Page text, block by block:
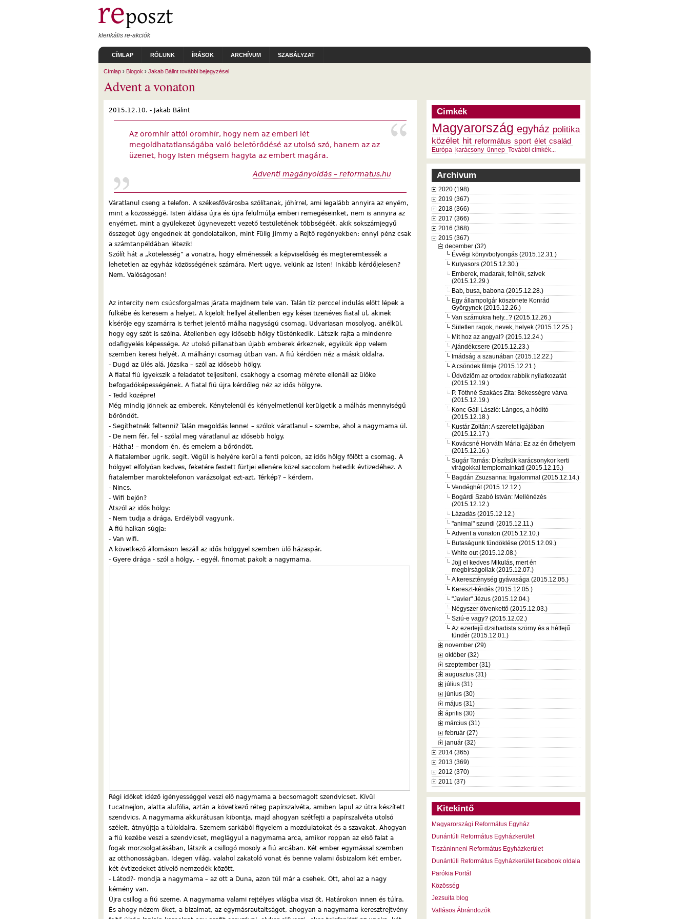
klerikális re-akciók
CÍMLAP RÓLUNK ÍRÁSOK ARCHÍVUM SZABÁLYZAT
Címlap › Blogok › Jakab Bálint további bejegyzései
Advent a vonaton
2015.12.10. - Jakab Bálint
Az örömhír attól örömhír, hogy nem az emberi lét
megoldhatatlanságába való beletörődésé az utolsó szó, hanem az az
üzenet, hogy Isten mégsem hagyta az embert magára.
Adventi magányoldás – reformatus.hu
Váratlanul cseng a telefon. A székesfővárosba szólítanak, jóhírrel, ami legalább annyira az enyém,
mint a közösséggé. Isten áldása újra és újra felülmúlja emberi remegéseinket, nem is annyira az
enyémet, mint a gyülekezet úgynevezett vezető testületének többségéét, akik sokszámjegyű
összeget úgy engednek át gondolataikon, mint Fülig Jimmy a Rejtő regényekben: ennyi pénz csak
a számtanpéldában létezik!
Szólít hát a „kötelesség” a vonatra, hogy elménessék a képviselőség és megteremtessék a
lehetetlen az egyház közösségének számára. Mert ugye, velünk az Isten! Inkább kérdőjelesen?
Nem. Valóságosan!
Az intercity nem csúcsforgalmas járata majdnem tele van. Talán tíz perccel indulás előtt lépek a
fülkébe és keresem a helyet. A kijelölt hellyel átellenben egy kései tizenéves fiatal ül, akinek
kísérője egy szamárra is terhet jelentő málha nagyságú csomag. Udvariasan mosolyog, anélkül,
hogy egy szót is szólna. Átellenben egy idősebb hölgy tüsténkedik. Látszik rajta a mindenre
odafigyelés képessége. Az utolsó pillanatban újabb emberek érkeznek, egyikük épp velem
szemben keresi helyét. A málhányi csomag útban van. A fiú kérdően néz a másik oldalra.
- Dugd az ülés alá, Józsika – szól az idősebb hölgy.
A fiatal fiú igyekszik a feladatot teljesíteni, csakhogy a csomag mérete ellenáll az ülőke
befogadóképességének. A fiatal fiú újra kérdőleg néz az idős hölgyre.
- Tedd középre!
Még mindig jönnek az emberek. Kénytelenül és kényelmetlenül kerülgetik a málhás mennyiségű
bőröndöt.
- Segíthetnék feltenni? Talán megoldás lenne! – szólok váratlanul – szembe, ahol a nagymama ül.
- De nem fér, fel - szólal meg váratlanul az idősebb hölgy.
- Hátha! – mondom én, és emelem a bőröndöt.
A fiatalember ugrik, segít. Végül is helyére kerül a fenti polcon, az idős hölgy fölött a csomag. A
hölgyet elfolyóan kedves, feketére festett fürtjei ellenére közel saccolom hetedik évtizedéhez. A
fiatalember maroktelefonon varázsolgat ezt-azt. Térkép? – kérdem.
- Nincs.
- Wifi bejön?
Átszól az idős hölgy:
- Nem tudja a drága, Erdélyből vagyunk.
A fiú halkan súgja:
- Van wifi.
A következő állomáson leszáll az idős hölggyel szemben ülő házaspár.
- Gyere drága - szól a hölgy, - egyél, finomat pakolt a nagymama.
Régi időket idéző igényességgel veszi elő nagymama a becsomagolt szendvicset. Kívül
tucatnejlon, alatta alufólia, aztán a következő réteg papírszalvéta, amiben lapul az útra készített
szendvics. A nagymama akkurátusan kibontja, majd ahogyan szétfejti a papírszalvéta utolsó
széleit, átnyújtja a túloldalra. Szemem sarkából figyelem a mozdulatokat és a szavakat. Ahogyan
a fiú kezébe veszi a szendvicset, meglágyul a nagymama arca, amikor roppan az első falat a
fogak morzsolgatásában, látszik a csillogó mosoly a fiú arcában. Két ember egymással szemben
az otthonosságban. Idegen világ, valahol zakatoló vonat és benne valami ősbizalom két ember,
két évtizedeket átívelő nemzedék között.
- Látod?- mondja a nagymama – az ott a Duna, azon túl már a csehek. Ott, ahol az a nagy
kémény van.
Újra csillog a fiú szeme. A nagymama valami rejtélyes világba viszi őt. Határokon innen és túlra.
És ahogy nézem őket, a bizalmat, az egymásrautaltságot, ahogyan a nagymama keresztrejtvény
Cimkék
Magyarország egyház politika
közélet hit református sport élet család
Európa karácsony ünnep További cimkék...
Archivum
2020 (198)
2019 (367)
2018 (366)
2017 (366)
2016 (368)
2015 (367)
december (32)
Évvégi könyvbolyongás (2015.12.31.)
Kutyasors (2015.12.30.)
Emberek, madarak, felhők, szívek
(2015.12.29.)
Bab, busa, babona (2015.12.28.)
Egy állampolgár köszönete Konrád
Györgynek (2015.12.26.)
Van számukra hely...? (2015.12.26.)
Sületlen ragok, nevek, helyek (2015.12.25.)
Mit hoz az angyal? (2015.12.24.)
Ajándékcsere (2015.12.23.)
Imádság a szaunában (2015.12.22.)
A csöndek filmje (2015.12.21.)
Üdvözlöm az ortodox rabbik nyilatkozatát
(2015.12.19.)
P. Tóthné Szakács Zita: Békességre várva
(2015.12.19.)
Konc Gáll László: Lángos, a hódító
(2015.12.18.)
Kustár Zoltán: A szeretet igájában
(2015.12.17.)
Kovácsné Horváth Mária: Ez az én őrhelyem
(2015.12.16.)
Sugár Tamás: Díszítsük karácsonykor kerti
virágokkal templomainkat! (2015.12.15.)
Bagdán Zsuzsanna: Irgalommal (2015.12.14.)
Vendéghét (2015.12.12.)
Bogárdi Szabó István: Mellénézés
(2015.12.12.)
Lázadás (2015.12.12.)
"animal" szundi (2015.12.11.)
Advent a vonaton (2015.12.10.)
Butaságunk tündöklése (2015.12.09.)
White out (2015.12.08.)
Jöjj el kedves Mikulás, mert én
megbírságollak (2015.12.07.)
A kereszténység gyávasága (2015.12.05.)
Kereszt-kérdés (2015.12.05.)
"Javier" Jézus (2015.12.04.)
Négyszer ötvenkettő (2015.12.03.)
Sziú-e vagy? (2015.12.02.)
Az ezerfejű dzsihadista szörny és a hétfejű
tündér (2015.12.01.)
november (29)
október (32)
szeptember (31)
augusztus (31)
július (31)
június (30)
május (31)
április (30)
március (31)
február (27)
január (32)
2014 (365)
2013 (369)
2012 (370)
2011 (37)
Kitekintő
Magyarországi Református Egyház
Dunántúli Református Egyházkerület
Tiszáninneni Református Egyházkerület
Dunántúli Református Egyházkerület facebook oldala
Parókia Portál
Közösség
Jezsuita blog
Vallásos Ábrándozók